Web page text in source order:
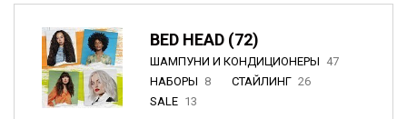
BED HEAD (72)
ШАМПУНИ И КОНДИЦИОНЕРЫ 47
НАБОРЫ 8 СТАЙЛИНГ 26
SALE 13